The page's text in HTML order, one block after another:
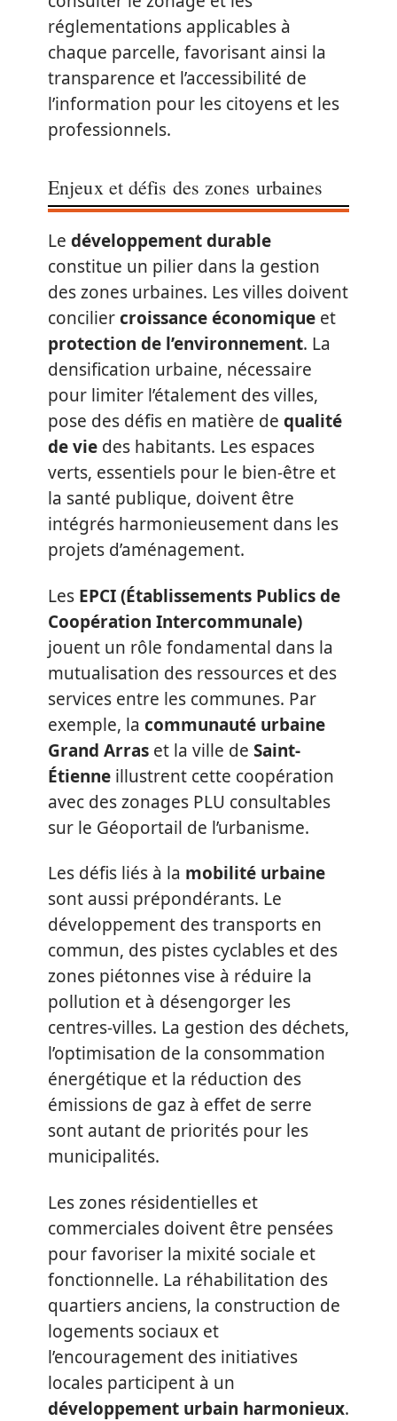
réglementations applicables à
chaque parcelle, favorisant ainsi la
transparence et l’accessibilité de
l’information pour les citoyens et les
professionnels.
Enjeux et défis des zones urbaines
Le développement durable
constitue un pilier dans la gestion
des zones urbaines. Les villes doivent
conciliercroissance économique et
protection de l’environnement. La
densification urbaine, nécessaire
pour limiter l’étalement des villes,
pose des défis en matière de qualité
de vie des habitants. Les espaces
verts, essentiels pour le bien-être et
la santé publique, doivent être
intégrés harmonieusement dans les
projets d’aménagement.
Les EPCI (Établissements Publics de
Coopération Intercommunale)
jouent un rôle fondamental dans la
mutualisation des ressources et des
services entre les communes. Par
exemple, la communauté urbaine
Grand Arras et la ville de Saint-
Étienne illustrent cette coopération
avec des zonages PLU consultables
sur le Géoportail de l’urbanisme.
Les défis liés à la mobilité urbaine
sont aussi prépondérants. Le
développement des transports en
commun, des pistes cyclables et des
zones piétonnes vise à réduire la
pollution et à désengorger les
centres-villes. La gestion des déchets,
l’optimisation de la consommation
énergétique et la réduction des
émissions de gaz à effet de serre
sont autant de priorités pour les
municipalités.
Les zones résidentielles et
commerciales doivent être pensées
pour favoriser la mixité sociale et
fonctionnelle. La réhabilitation des
quartiers anciens, la construction de
logements sociaux et
l’encouragement des initiatives
locales participent à un
développement urbain harmonieux.